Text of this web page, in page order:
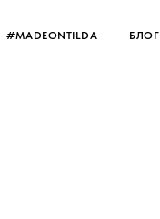
#MADEONTILDA БЛОГ